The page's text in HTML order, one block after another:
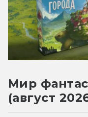
Мир
(август